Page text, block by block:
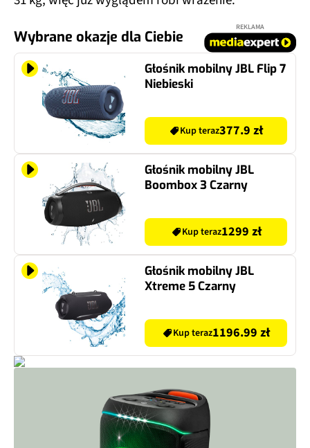
Wybrane okazje dla Ciebie
REKLAMA
Głośnik mobilny JBL Flip 7
Niebieski
Kup teraz377.9 zł
Głośnik mobilny JBL
Boombox 3 Czarny
Kup teraz1299 zł
Głośnik mobilny JBL
Xtreme 5 Czarny
Kup teraz1196.99 zł